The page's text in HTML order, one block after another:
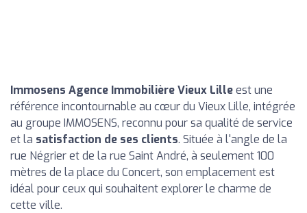
Immosens Agence Immobilière Vieux Lilleest une
référence incontournable au cœur du Vieux Lille, intégrée
au groupe IMMOSENS, reconnu pour sa qualité de service
et la satisfaction de ses clients. Située à l'angle de la
rue Négrier et de la rue Saint André, à seulement 100
mètres de la place du Concert, son emplacement est
idéal pour ceux qui souhaitent explorer le charme de
cette ville.